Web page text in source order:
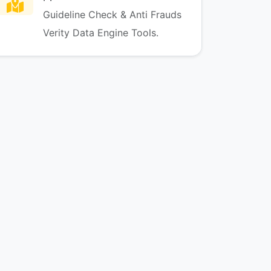
Guideline Check & Anti Frauds
Verity Data Engine Tools.